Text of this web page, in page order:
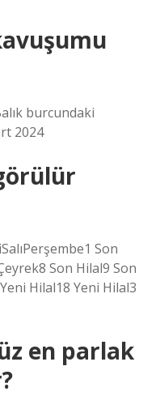
burcundaki
2024
Son
Son Hilal9 Son
Hilal18 Yeni Hilal3
en parlak